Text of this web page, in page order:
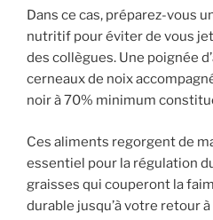
Dans ce cas, préparez-vous
nutritif pour éviter de vous
des collègues. Une poignée
cerneaux de noix
noir à 70% minimum
Ces aliments regorgent de
essentiel pour la régulation
graisses qui couperont la
durable jusqu’à votre retour à